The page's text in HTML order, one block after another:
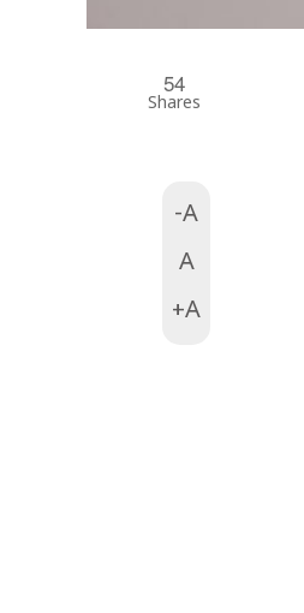
54
Shares
-A
A
+A